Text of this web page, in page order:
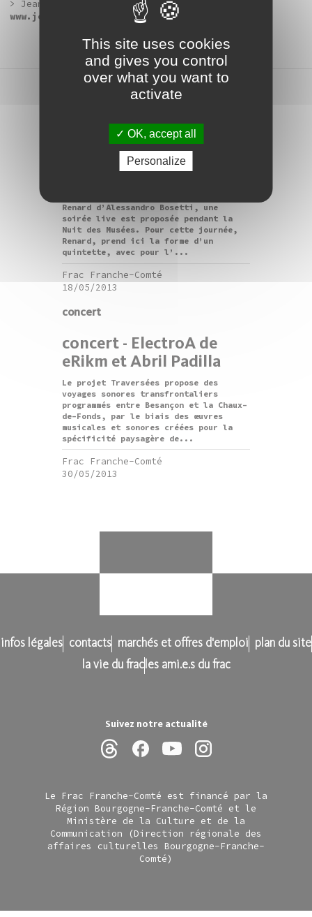
Suivez notre actualité
> Jean-Christophe Norman :
www.jeanchristophenorman.net
nuit des musées /
concert d'Alessandro
Renard d’Alessandro Bosetti, une
soirée live est proposée pendant la
Nuit des Musées. Pour cette journée,
Renard, prend ici la forme d’un
quintette, avec pour l’...
Frac Franche-Comté
18/05/2013
concert
concert - ElectroA de
eRikm et Abril Padilla
Le projet Traversées propose des
voyages sonores transfrontaliers
programmés entre Besançon et la Chaux-
de-Fonds, par le biais des œuvres
musicales et sonores créées pour la
spécificité paysagère de...
Frac Franche-Comté
30/05/2013
infos légales contacts marchés et offres d'emploi
plan du site
la vie du frac les ami.e.s du frac
Le Frac Franche-Comté est financé par la
Région Bourgogne-Franche-Comté et le
Ministère de la Culture et de la
Communication (Direction régionale des
affaires culturelles Bourgogne-Franche-
Comté)
This site uses cookies
and gives you control
over what you want to
activate
OK, accept all
Personalize